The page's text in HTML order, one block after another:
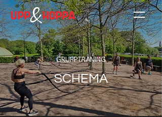
GRUPPTRÄNING
SCHEMA